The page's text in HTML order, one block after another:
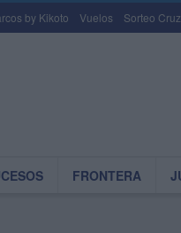
by Kikoto Vuelos Sorteo
FRONTERA